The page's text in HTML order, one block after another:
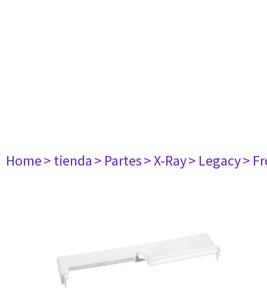
Home> tienda> Partes> X-Ray> Legacy>